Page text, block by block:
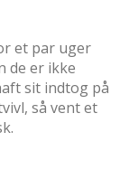
et par uger
de er ikke
sit indtog på
så vent et